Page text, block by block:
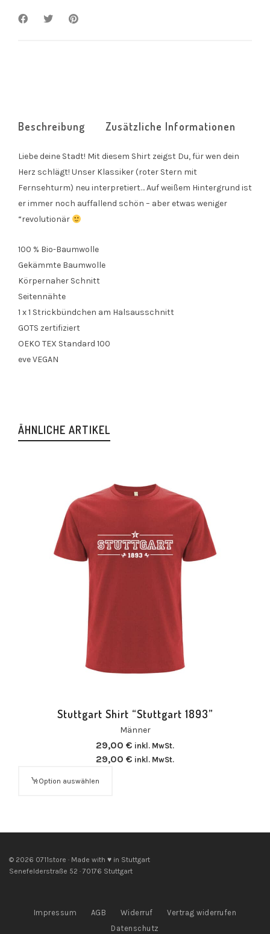
Beschreibung Zusätzliche Informationen
Liebe deine Stadt! Mit diesem Shirt zeigst Du, für wen dein
Herz schlägt! Unser Klassiker (roter Stern mit
Fernsehturm) neu interpretiert… Auf weißem Hintergrund ist
er immer noch auffallend schön – aber etwas weniger
“revolutionär
100 % Bio-Baumwolle
Gekämmte Baumwolle
Körpernaher Schnitt
Seitennähte
1 x 1 Strickbündchen am Halsausschnitt
GOTS zertifiziert
OEKO TEX Standard 100
eve VEGAN
ÄHNLICHE ARTIKEL
Stuttgart Shirt “Stuttgart 1893”
Männer
29,00 € inkl. MwSt.
29,00 € inkl. MwSt.
Option auswählen
© 2026 0711store · Made with ♥ in Stuttgart
Senefelderstraße 52 · 70176 Stuttgart
Impressum AGB Widerruf
Vertrag widerrufen
Datenschutz